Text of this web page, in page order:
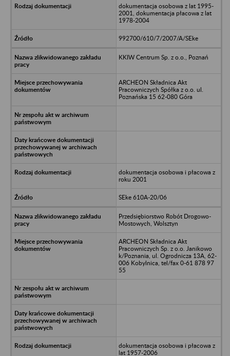
dokumentacja osobowa z lat 1995-
2001, dokumentacja płacowa z lat
1978-2004
992700/610/7/2007/A/SEke
KKIW Centrum Sp. z o.o., Poznań
ARCHEON Składnica Akt
Pracowniczych Spółka z o.o. ul.
Poznańska 15 62-080 Góra
dokumentacja osobowa i płacowa z
roku 2001
SEke 610A-20/06
Przedsiębiorstwo Robót Drogowo-
Mostowych, Wolsztyn
ARCHEON Składnica Akt
Pracowniczych Sp. z o.o. Janikowo
k/Poznania, ul. Ogrodnicza 13A, 62-
006 Kobylnica, tel/fax 0-61 878 97
55
dokumentacja osobowa i płacowa z
lat 1957-2006